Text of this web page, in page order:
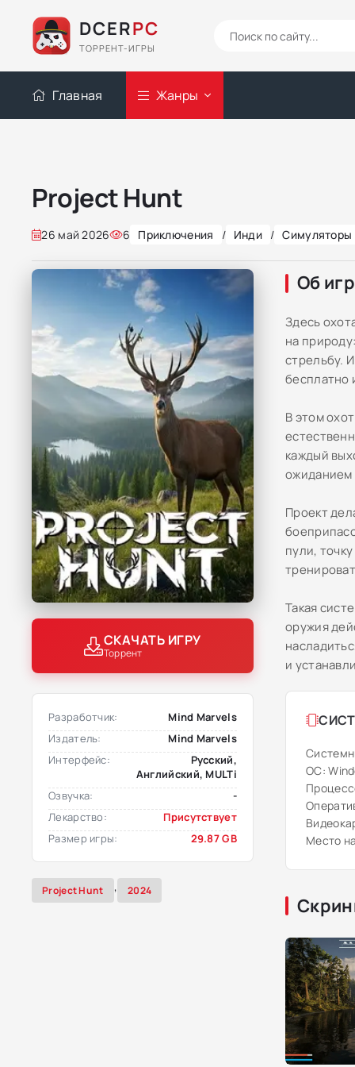
DCERPC
ТОРРЕНТ-ИГРЫ
Главная Жанры
Project Hunt
26 май 2026 6 Приключения / Инди / Симуляторы
СКАЧАТЬ ИГРУ
Торрент
Разработчик:
Mind Marvels
Издатель:
Mind Marvels
Интерфейс:
Русский,
Английский, MULTi
Озвучка:
-
Лекарство:
Присутствует
Размер игры:
29.87 GB
Project Hunt , 2024
Об
Здесь
на
стрельбу.
бесплатно
В этом
каждый
ожиданием
Проект
пули,
Такая
оружия
и
ОС:
Место